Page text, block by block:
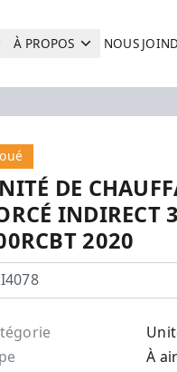
À PROPOS NOUS
DE
INDIRECT
2020
- FVO-400RCBT
À